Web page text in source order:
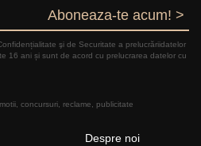
Aboneaza-te acum! >
şi de Securitate a prelucrăriidatelor
16 ani și sunt de acord cu prelucrarea datelor cu
concursuri, reclame, publicitate
Despre noi